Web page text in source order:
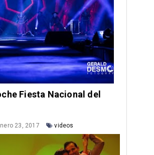
Fiesta Nacional del
23, 2017 videos